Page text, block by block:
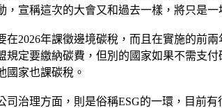
宣稱這次的大會又和過去一樣，將只是一
在2026年課徵邊境碳稅，而且在實施的前
規定要繳納碳費，但別的國家如果不需支
國家也課碳稅。
司治理方面，則是俗稱ESG的一環，目前